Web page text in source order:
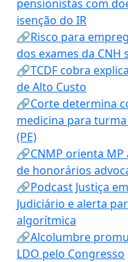
pensionistas com
isenção do IR
🔗Risco para
dos exames da CNH
🔗TCDF cobra
de Alto Custo
🔗Corte determina
medicina para
(PE)
🔗CNMP orienta
de honorários
🔗Podcast Justiça
Judiciário e alerta
algorítmica
🔗Alcolumbre
LDO pelo Congresso